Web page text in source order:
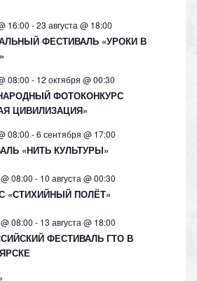
16:00 -23 августа @ 18:00
ФЕСТИВАЛЬ «УРОКИ В
08:00 - 12 октября @ 00:30
ФОТОКОНКУРС
ЦИВИЛИЗАЦИЯ»
08:00 -6 сентября @ 17:00
«НИТЬ КУЛЬТУРЫ»
08:00 - 10 августа @ 00:30
«СТИХИЙНЫЙ ПОЛЁТ»
08:00 - 13 августа @ 18:00
ФЕСТИВАЛЬ ГТО В